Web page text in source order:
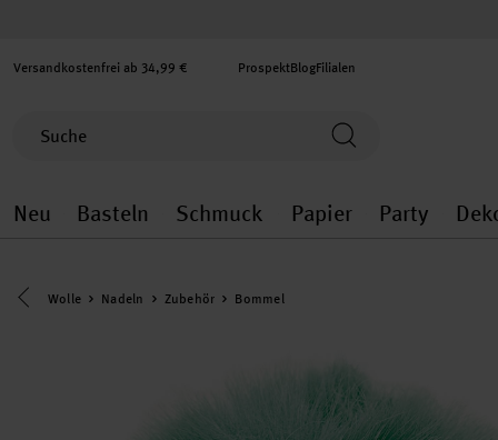
Versandkostenfrei ab 34,99 € ProspektBlogFilialen
Neu
Neu general.openMenu
Basteln
Basteln general.openMenu
Schmuck
Schmuck
Papier
Papier
Party
Eine Kategorie zurück navigieren
Wolle Nadeln Zubehör Bommel